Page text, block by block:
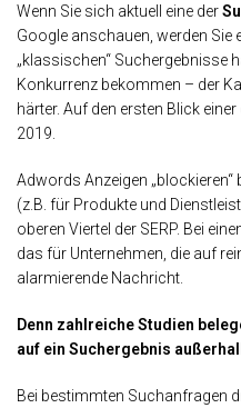
Wenn Sie sich aktuell eine der
Google anschauen, werden Sie
„klassischen“ Suchergebnisse
Konkurrenz bekommen – der
härter. Auf den ersten Blick
2019.
Adwords Anzeigen
(z.B. für Produkte und
oberen Viertel der SERP. Bei
das für Unternehmen, die auf
alarmierende Nachricht.
Denn zahlreiche Studien
auf ein Suchergebnis
Bei bestimmten Suchanfragen